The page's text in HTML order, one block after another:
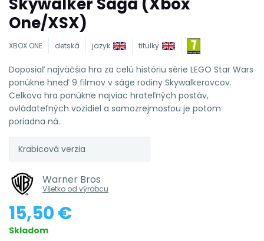
One/XSX)
XBOX ONE detská jazyk titulky
Doposiaľ najväčšia hra za celú históriu série LEGO Star Wars
ponúkne hneď 9 filmov v ságe rodiny Skywalkerovcov.
Celkovo hra ponúkne najviac hrateľných postáv,
ovládateľných vozidiel a samozrejmosťou je potom
poriadna ná..
Krabicová verzia
Warner Bros
Všetko od výrobcu
15,50 €
Skladom